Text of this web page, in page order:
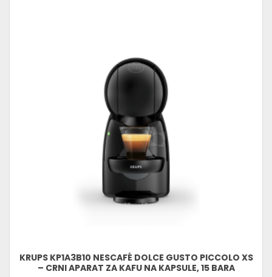
KRUPS KP1A3B10 NESCAFÉ DOLCE GUSTO PICCOLO XS
– CRNI APARAT ZA KAFU NA KAPSULE, 15 BARA